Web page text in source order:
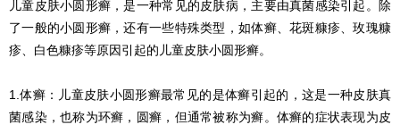
儿童皮肤小圆形癣，是一种常见的皮肤病，主要由真菌感染引起。除
了一般的小圆形癣，还有一些特殊类型，如体癣、花斑糠疹、玫瑰糠
疹、白色糠疹等原因引起的儿童皮肤小圆形癣。
1.体癣：儿童皮肤小圆形癣最常见的是体癣引起的，这是一种皮肤真
菌感染，也称为环癣，圆癣，但通常被称为癣。体癣的症状表现为皮